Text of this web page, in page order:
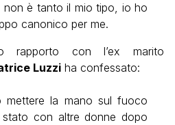
non è tanto il mio tipo, io ho
canonico per me.
rapporto con l’ex marito
Luzzi ha confessato:
mettere la mano sul fuoco
con altre donne dopo